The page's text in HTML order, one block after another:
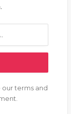
our terms and